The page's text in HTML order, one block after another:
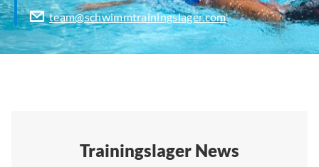
team@schwimmtrainingslager.com
Trainingslager News